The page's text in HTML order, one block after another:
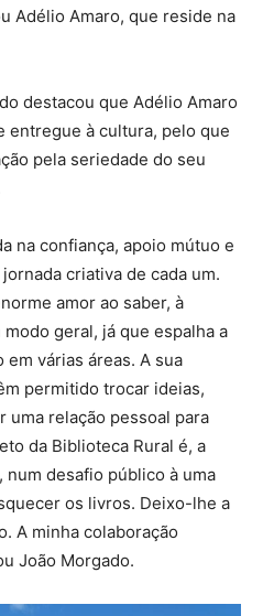
Adélio Amaro, que reside na
destacou que Adélio Amaro
entregue à cultura, pelo que
pela seriedade do seu
na confiança, apoio mútuo e
criativa de cada um.
amor ao saber, à
geral, já que espalha a
em várias áreas. A sua
permitido trocar ideias,
uma relação pessoal para
da Biblioteca Rural é, a
desafio público à uma
os livros. Deixo-lhe a
A minha colaboração
João Morgado.